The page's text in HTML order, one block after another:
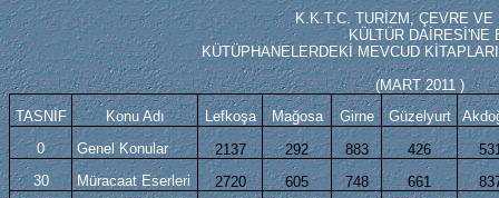
K.K.T.C. TURİZM, ÇEVRE VE KÜLTÜR
KÜLTÜR DAİRESİ'NE
KÜTÜPHANELERDEKİ MEVCUD KİTAPLARIN
(MART 2011 )
TASNİF
Konu Adı Lefkoşa Mağosa Girne Güzelyurt
0
Genel Konular 2137 292 883 426
30
Müracaat Eserleri 2720 605 748 661